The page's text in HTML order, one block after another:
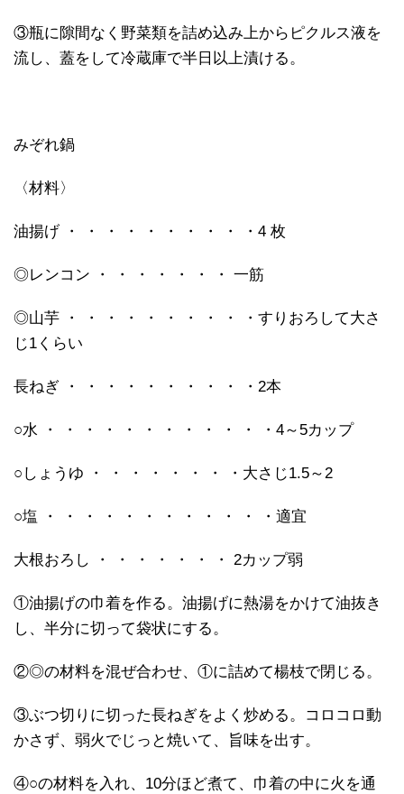
③瓶に隙間なく野菜類を詰め込み上からピクルス液を
流し、蓋をして冷蔵庫で半日以上漬ける。
みぞれ鍋
〈材料〉
油揚げ ・ ・ ・ ・ ・ ・ ・ ・ ・ ・4 枚
◎レンコン ・ ・ ・ ・ ・ ・ ・ 一筋
◎山芋 ・ ・ ・ ・ ・ ・ ・ ・ ・ ・すりおろして大さ
じ1くらい
長ねぎ ・ ・ ・ ・ ・ ・ ・ ・ ・ ・2本
○水 ・ ・ ・ ・ ・ ・ ・ ・ ・ ・ ・ ・4～5カップ
○しょうゆ ・ ・ ・ ・ ・ ・ ・ ・大さじ1.5～2
○塩 ・ ・ ・ ・ ・ ・ ・ ・ ・ ・ ・ ・適宜
大根おろし ・ ・ ・ ・ ・ ・ ・ 2カップ弱
①油揚げの巾着を作る。油揚げに熱湯をかけて油抜き
し、半分に切って袋状にする。
②◎の材料を混ぜ合わせ、①に詰めて楊枝で閉じる。
③ぶつ切りに切った長ねぎをよく炒める。コロコロ動
かさず、弱火でじっと焼いて、旨味を出す。
④○の材料を入れ、10分ほど煮て、巾着の中に火を通